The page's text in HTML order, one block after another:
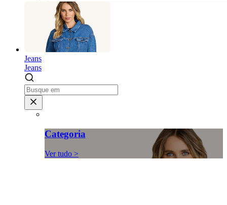
Jeans
Jeans
Categoria
Ver tudo >